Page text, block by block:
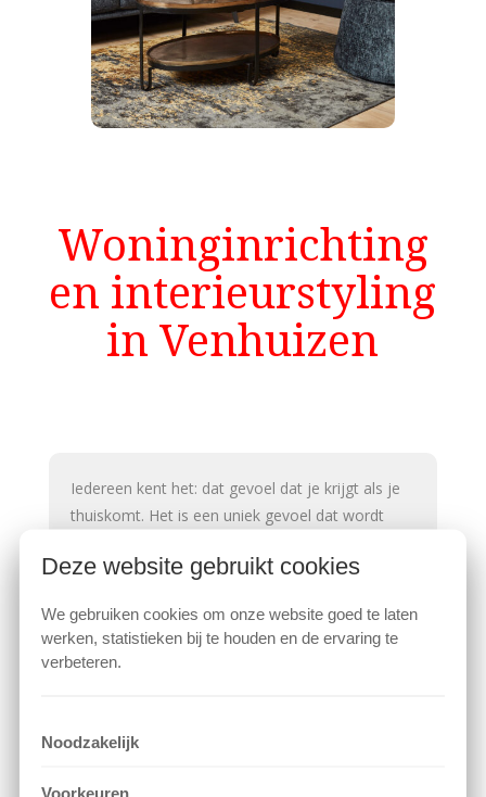
Woninginrichting
en interieurstyling
in Venhuizen
Iedereen kent het: dat gevoel dat je krijgt als je
thuiskomt. Het is een uniek gevoel dat wordt
dat tussen de gordijnen door valt, of het tapijt
voeten. Uw huis is de perfecte samensmelting
van interieur en bewoners.
sfeervolle basis zet de toon.
Door een goede combinatie van beide, voelt een
Deze website gebruikt cookies
We gebruiken cookies om content en advertenties te
personaliseren.
Deze website gebruikt cookies
We gebruiken cookies om onze website goed te laten
werken, statistieken bij te houden en de ervaring te
verbeteren.
Noodzakelijk
Voorkeuren